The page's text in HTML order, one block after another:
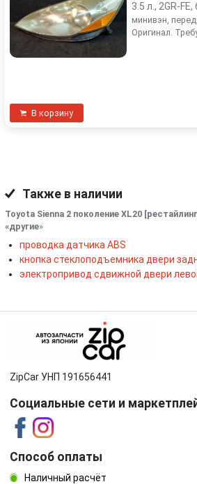
3.5 л., 2GR-
минивэн,
Оригинал.
В корзину
Также в наличии
Toyota Sienna 2 поколение XL20
«другие»
проводка датчика ABS
кнопка стеклоподъемника двери
электропривод сдвижной двери
ZipCar УНП 191656441
Социальные сети и
Способ оплаты
Наличный расчёт